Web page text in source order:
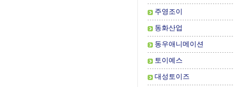
주영조이
동화산업
동우애니메이션
토이예스
대성토이즈